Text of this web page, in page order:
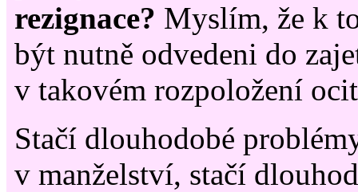
rezignace? Myslím, že k
být nutně odvedeni do
v takovém rozpoložení
Stačí dlouhodobé
v manželství, stačí